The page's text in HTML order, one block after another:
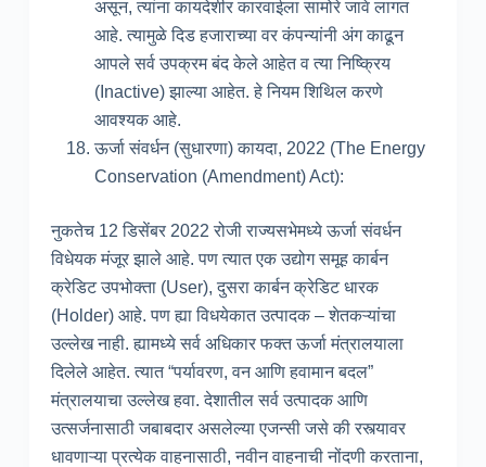
असून, त्यांना कायदेशीर कारवाईला सामोरे जावे लागत
आहे. त्यामुळे दिड हजाराच्या वर कंपन्यांनी अंग काढून
आपले सर्व उपक्रम बंद केले आहेत व त्या निष्क्रिय
(Inactive) झाल्या आहेत. हे नियम शिथिल करणे
आवश्यक आहे.
ऊर्जा संवर्धन (सुधारणा) कायदा, 2022 (The Energy
Conservation (Amendment) Act):
नुकतेच 12 डिसेंबर 2022 रोजी राज्यसभेमध्ये ऊर्जा संवर्धन
विधेयक मंजूर झाले आहे. पण त्यात एक उद्योग समूह कार्बन
क्रेडिट उपभोक्ता (User), दुसरा कार्बन क्रेडिट धारक
(Holder) आहे. पण ह्या विधयेकात उत्पादक – शेतकऱ्यांचा
उल्लेख नाही. ह्यामध्ये सर्व अधिकार फक्त ऊर्जा मंत्रालयाला
दिलेले आहेत. त्यात “पर्यावरण, वन आणि हवामान बदल”
मंत्रालयाचा उल्लेख हवा. देशातील सर्व उत्पादक आणि
उत्सर्जनासाठी जबाबदार असलेल्या एजन्सी जसे की रस्त्यावर
धावणाऱ्या प्रत्येक वाहनासाठी, नवीन वाहनाची नोंदणी करताना,